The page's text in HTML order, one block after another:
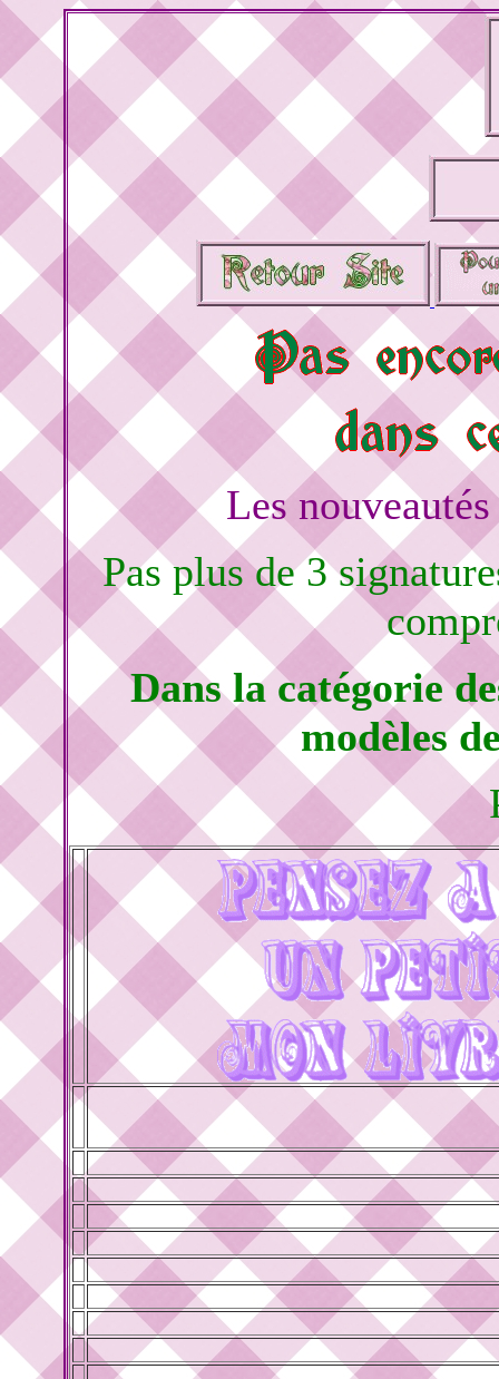
Les
Pas plus de 3
Dans la catégorie
modèles